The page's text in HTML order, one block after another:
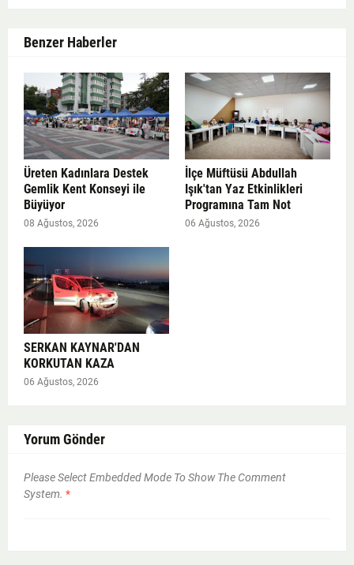
Benzer Haberler
Üreten Kadınlara Destek
Gemlik Kent Konseyi ile
Büyüyor
08 Ağustos, 2026
İlçe Müftüsü Abdullah
Işık'tan Yaz Etkinlikleri
Programına Tam Not
06 Ağustos, 2026
SERKAN KAYNAR'DAN
KORKUTAN KAZA
06 Ağustos, 2026
Yorum Gönder
Please Select Embedded Mode To Show The Comment
System. *